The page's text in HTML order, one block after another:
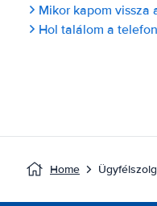
Mikor kapom vissza
Hol találom a
Home